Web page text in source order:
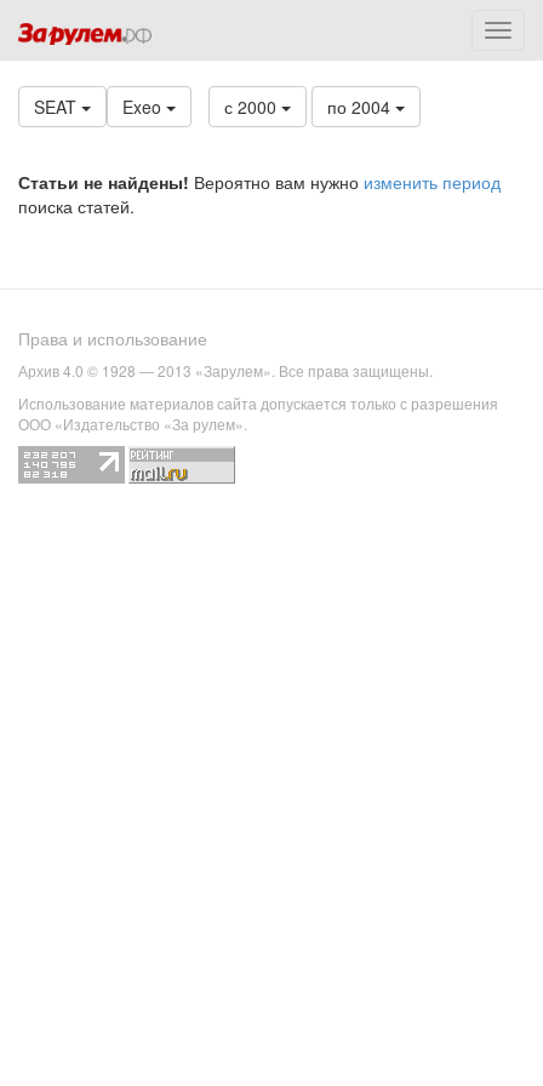
SEAT Exeo с 2000 по 2004
Статьи не найдены! Вероятно вам нужно изменить период
поиска статей.
Права и использование
Архив 4.0 © 1928 — 2013 «Зарулем». Все права защищены.
Использование материалов сайта допускается только с разрешения
ООО «Издательство «За рулем».